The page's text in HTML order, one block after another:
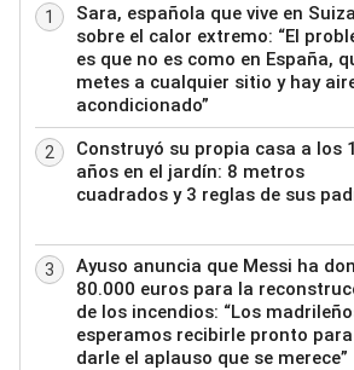
1
Sara, española que vive en
sobre el calor extremo: “El
es que no es como en España,
metes a cualquier sitio y hay
acondicionado”
2
Construyó su propia casa a los
años en el jardín: 8 metros
cuadrados y 3 reglas de sus
3
Ayuso anuncia que Messi ha
80.000 euros para la
de los incendios: “Los
esperamos recibirle pronto para
darle el aplauso que se merece”